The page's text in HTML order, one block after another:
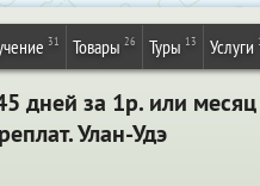
31 Товары 26 Туры 13 Услуги
дней за 1р. или
Улан-Удэ